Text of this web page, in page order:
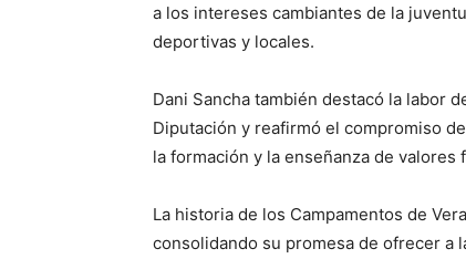
a los intereses cambiantes de la
deportivas y locales.
Dani Sancha también destacó la labor
Diputación y reafirmó el compromiso
la formación y la enseñanza de valores
La historia de los Campamentos de
consolidando su promesa de ofrecer a